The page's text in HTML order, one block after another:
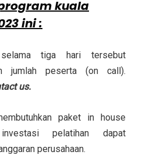
kuala
ini :
tiga hari tersebut
jumlah peserta (on call).
us.
paket in house
pelatihan dapat
perusahaan.